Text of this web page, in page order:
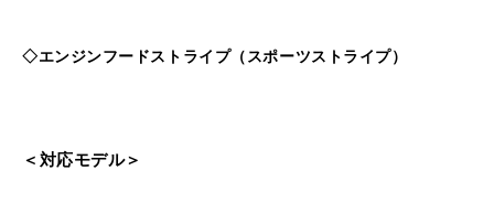
◇エンジンフードストライプ（スポーツストライプ）
＜対応モデル＞